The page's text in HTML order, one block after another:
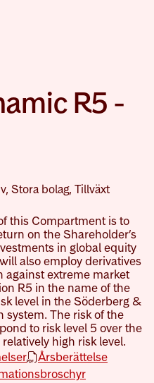
R5 -
Stora bolag, Tillväxt
this Compartment is to
on the Shareholder’s
in global equity
also employ derivatives
against extreme market
R5 in the name of the
level in the Söderberg &
system. The risk of the
to risk level 5 over the
high risk level.
öppnas nytt fönster
Årsberättelse
nytt fönster